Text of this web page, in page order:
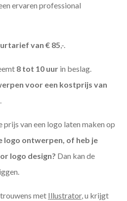
ervaren professional
van € 85,-.
8 tot 10 uur in beslag.
voor een kostprijs van
van een logo laten maken op
logo ontwerpen, of heb je
logo design? Dan kan de
met Illustrator, u krijgt